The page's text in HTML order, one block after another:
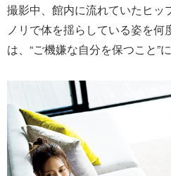
撮影中、館内に流れていたヒッ
ノリで体を揺らしている姿を何
は、“ご機嫌な自分を保つこと”